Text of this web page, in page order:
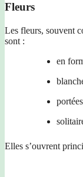
Fleurs
Les fleurs, souvent
sont :
en
Elles s’ouvrent